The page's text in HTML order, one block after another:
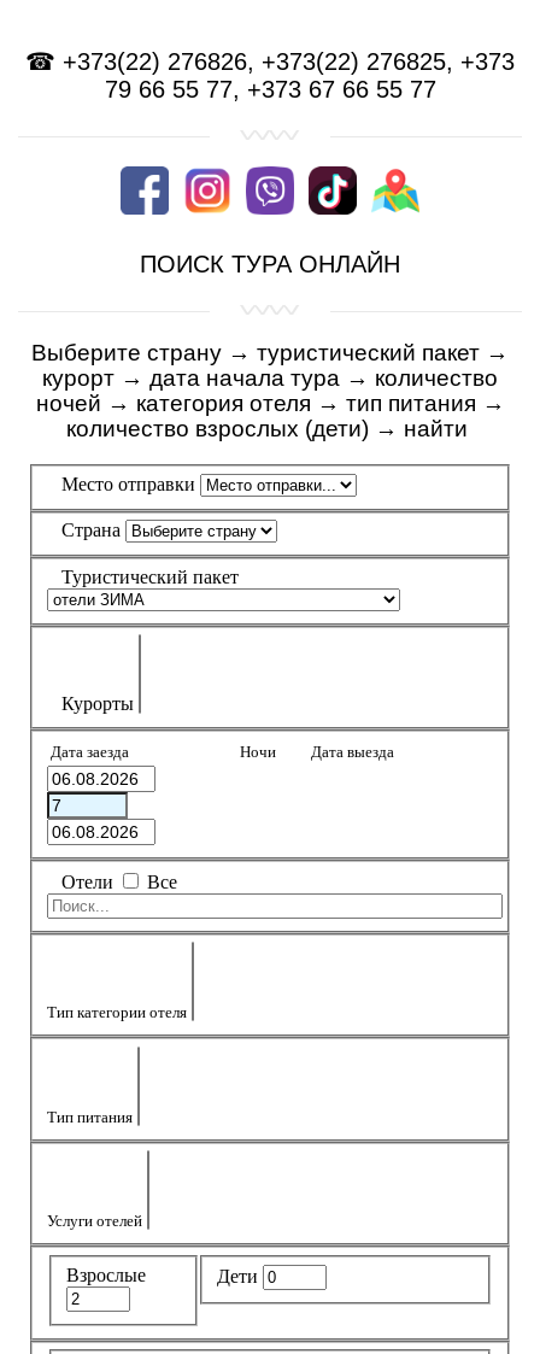
☎ +373(22) 276826, +373(22) 276825, +373
79 66 55 77, +373 67 66 55 77
ПОИСК ТУРА ОНЛАЙН
Выберите страну → туристический пакет →
курорт → дата начала тура → количество
ночей → категория отеля → тип питания →
количество взрослых (дети) → найти
Аркутино
Приморско
Балчик
Бургас
Банско
Пампорово
Боровец